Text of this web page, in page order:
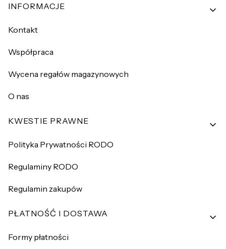
INFORMACJE
Kontakt
Współpraca
Wycena regałów magazynowych
O nas
KWESTIE PRAWNE
Polityka Prywatności RODO
Regulaminy RODO
Regulamin zakupów
PŁATNOŚĆ I DOSTAWA
Formy płatności